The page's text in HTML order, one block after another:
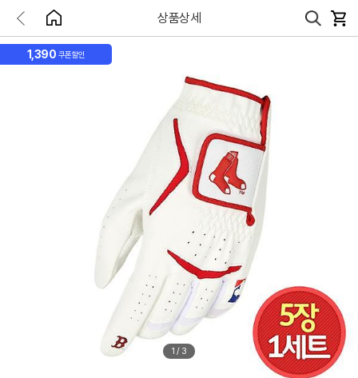
상품상세
1,390 쿠폰할인
1 / 3